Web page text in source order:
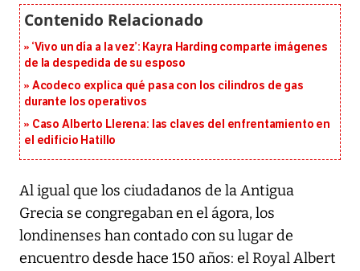
‘Vivo un día a la vez’: Kayra Harding comparte imágenes
de la despedida de su esposo
Acodeco explica qué pasa con los cilindros de gas
durante los operativos
Caso Alberto Llerena: las claves del enfrentamiento en
el edificio Hatillo
Al igual que los ciudadanos de la Antigua
Grecia se congregaban en el ágora, los
londinenses han contado con su lugar de
encuentro desde hace 150 años: el Royal Albert